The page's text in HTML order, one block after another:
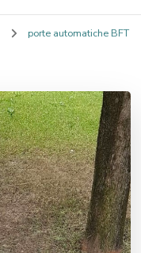
porte automatiche BFT